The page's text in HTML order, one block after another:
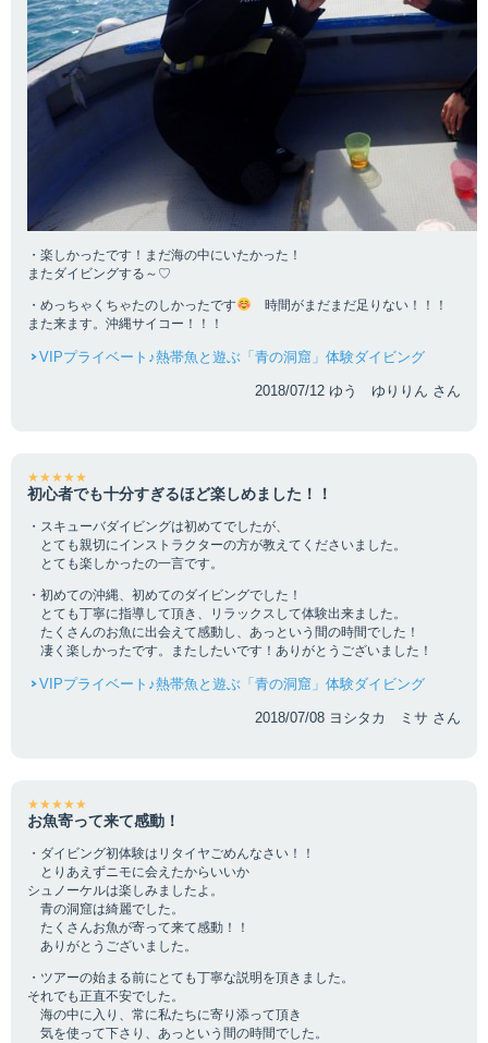
・楽しかったです！まだ海の中にいたかった！
またダイビングする～♡
・めっちゃくちゃたのしかったです
時間がまだまだ足りない！！！
また来ます。沖縄サイコー！！！
VIPプライベート♪熱帯魚と遊ぶ「青の洞窟」体験ダイビング
2018/07/12 ゆう ゆりりん さん
★★★★★
初心者でも十分すぎるほど楽しめました！！
・スキューバダイビングは初めてでしたが、
とても親切にインストラクターの方が教えてくださいました。
とても楽しかったの一言です。
・初めての沖縄、初めてのダイビングでした！
とても丁寧に指導して頂き、リラックスして体験出来ました。
たくさんのお魚に出会えて感動し、あっという間の時間でした！
凄く楽しかったです。またしたいです！ありがとうございました！
VIPプライベート♪熱帯魚と遊ぶ「青の洞窟」体験ダイビング
2018/07/08 ヨシタカ ミサ さん
★★★★★
お魚寄って来て感動！
・ダイビング初体験はリタイヤごめんなさい！！
とりあえずニモに会えたからいいか
シュノーケルは楽しみましたよ。
青の洞窟は綺麗でした。
たくさんお魚が寄って来て感動！！
ありがとうございました。
・ツアーの始まる前にとても丁寧な説明を頂きました。
それでも正直不安でした。
海の中に入り、常に私たちに寄り添って頂き
気を使って下さり、あっという間の時間でした。